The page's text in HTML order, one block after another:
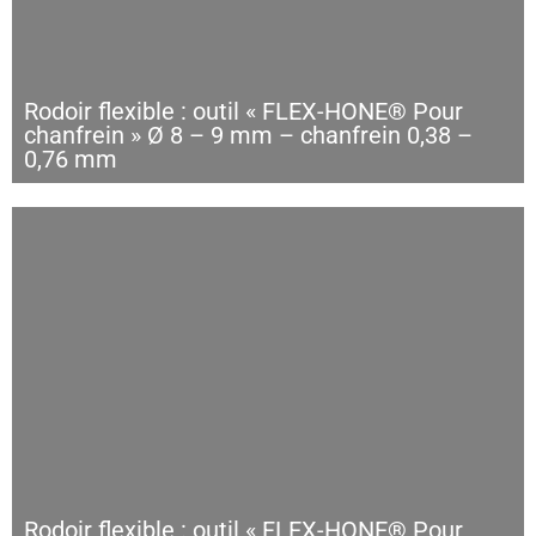
Rodoir flexible : outil « FLEX-HONE® Pour
chanfrein » Ø 8 – 9 mm – chanfrein 0,38 –
0,76 mm
Rodoir flexible : outil « FLEX-HONE® Pour